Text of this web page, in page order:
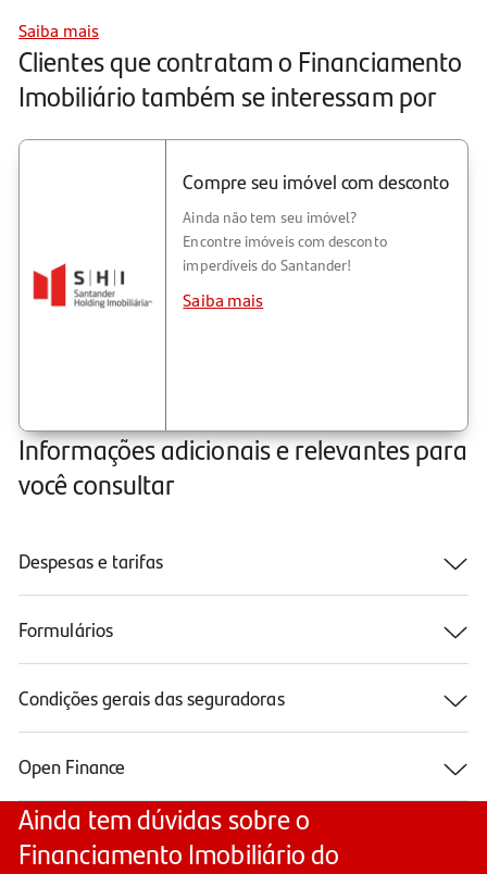
Saiba mais
Clientes que contratam o Financiamento
Imobiliário também se interessam por
Compre seu imóvel com desconto
Ainda não tem seu imóvel?
Encontre imóveis com desconto
imperdíveis do Santander!
Saiba mais
Informações adicionais e relevantes para
você consultar
Despesas e tarifas
Formulários
Condições gerais das seguradoras
Open Finance
Ainda tem dúvidas sobre o
Financiamento Imobiliário do